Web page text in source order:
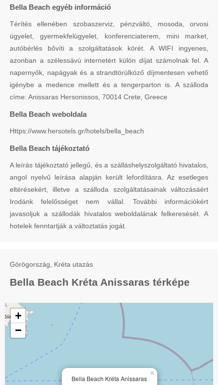
Bella Beach egyéb információ
Térítés ellenében szobaszerviz, pénzváltó, mosoda, orvosi
ügyelet, gyermekfelügyelet, konferenciaterem, mini market,
autóbérlés bővíti a szolgáltatások körét. A WIFI ingyenes,
azonban a szélessávú internetért külön díjat számolnak fel. A
napernyők, napágyak és a strandtörülköző díjmentesen vehető
igénybe a medence mellett és a tengerparton is. A szálloda
címe: Anissaras Hersonissos, 70014 Crete, Greece
Bella Beach weboldala
Https://www.hersotels.gr/hotels/bella_beach
Bella Beach tájékoztató
A leírás tájékoztató jellegű, és a szálláshelyszolgáltató hivatalos,
angol nyelvű leírása alapján került lefordításra. Az esetleges
eltérésekért, illetve a szálloda szolgáltatásainak változásáért
Irodánk felelősséget nem vállal. További információkért
javasoljuk a szállodák hivatalos weboldalának felkeresését. A
hotelek fenntartják a változtatás jogát.
Görögország, Kréta utazás
Bella Beach Kréta Anissaras térképe
Bella Beach Kréta Anissaras
×
+
−